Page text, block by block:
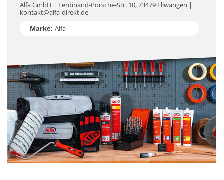
Alfa GmbH | Ferdinand-Porsche-Str. 10, 73479 Ellwangen |
kontakt@alfa-direkt.de
Marke: Alfa